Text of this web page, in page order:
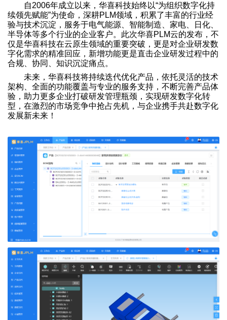
自2006年成立以来，华喜科技始终以“为组织数字化持
续领先赋能”为使命，深耕PLM领域，积累了丰富的行业经
验与技术沉淀，服务于电气能源、智能制造、家电、日化、
半导体等多个行业的企业客户。此次华喜PLM云的发布，不
仅是华喜科技在云原生领域的重要突破，更是对企业研发数
字化需求的精准回应，新增功能更是直击企业研发过程中的
合规、协同、知识沉淀痛点。
未来，华喜科技将持续迭代优化产品，依托灵活的技术
架构、全面的功能覆盖与专业的服务支持，不断完善产品体
验，助力更多企业打破研发管理瓶颈，实现研发数字化转
型，在激烈的市场竞争中抢占先机，与企业携手共赴数字化
发展新未来！